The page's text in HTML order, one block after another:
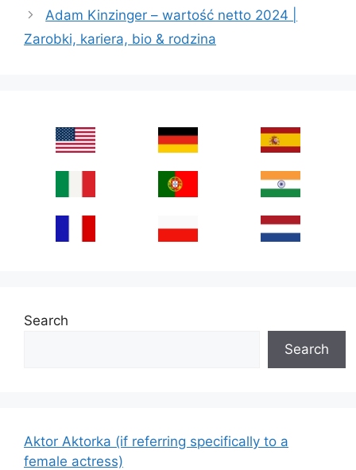
Adam Kinzinger – wartość netto 2024 |
Zarobki, kariera, bio & rodzina
Search
Search
Aktor Aktorka (if referring specifically to a
female actress)